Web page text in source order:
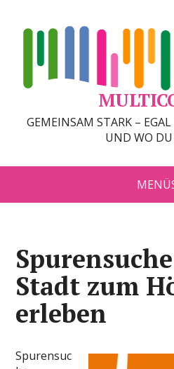
GEMEINSAM STARK –
UND WO
Stadt zum
erleben
Spurensuc